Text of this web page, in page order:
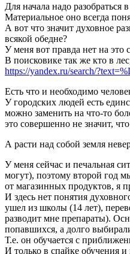
Для начала надо разобраться
Материальное оно всегда
А вот что значит духовное
всякой обедне?
У меня вот правда нет на это
В поисковике так же кто в
https://yandex.ru/search/
Есть что и необходимо
У городских людей есть
можно заменить на что-то
это совершенно не значит,
А расти над собой земля
У меня сейчас и печальная
могут), поэтому второй год
от магазинных продуктов, я
И здесь нет понятия
ушел из школы (14 лет),
разводит мне препараты).
попавшихся, а долго
Т.е. он обучается с
И только в спайке обучения